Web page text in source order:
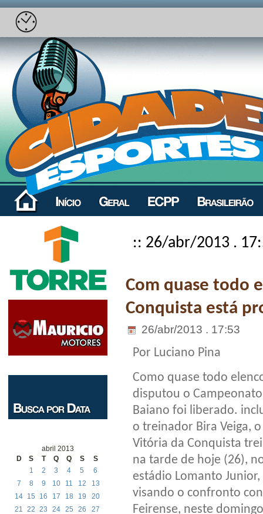
abril 2013
D
S T Q Q S S
1 2 3 4 5
6
7
8 9 10 11 12
13
14 15 16 17 18 19
20
21
22 23 24 25 26
27
:: 26/abr/2013 .
Com quase todo
Conquista está
26/abr/2013 . 17:53
Por Luciano Pina
Como quase todo
disputou o Campeonato
Baiano foi liberado.
o treinador Bira Veiga, o
Vitória da Conquista
na tarde de hoje (26),
estádio Lomanto Junior,
visando o confronto
Feirense, neste